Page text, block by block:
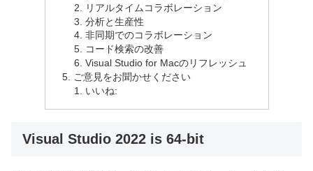
リアルタイムコラボレーション
分析と生産性
非同期でのコラボレーション
コード検索の改善
Visual Studio for Macのリフレッシュ
ご意見をお聞かせください
いいね:
Visual Studio 2022 is 64-bit